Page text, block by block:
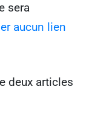
sera
aucun lien
deux articles